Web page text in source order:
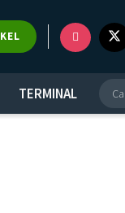
TERMINAL